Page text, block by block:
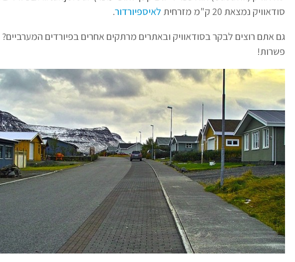
סודאוויק נמצאת 20 ק"מ מזרחית
לאיספיורדור.
גם אתם רוצים לבקר בסודאוויק ובאתרים מרתקים אחרים בפיורדים המערביים?
פשרות!